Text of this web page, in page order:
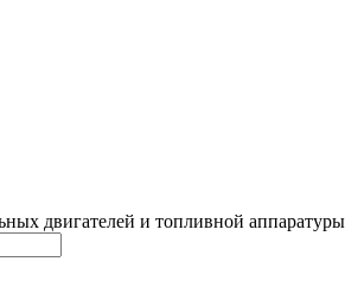
двигателей и топливной аппаратуры